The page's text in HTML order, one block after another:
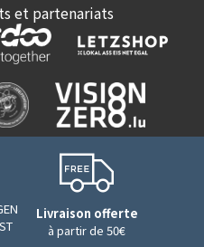
et partenariats
Livraison offerte
à partir de 50€